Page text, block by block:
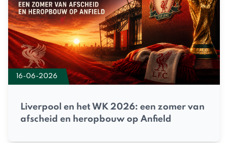
16-06-2026
Liverpool en het WK 2026: een zomer van
afscheid en heropbouw op Anfield